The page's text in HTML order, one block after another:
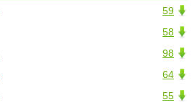
59
58
98
64
55